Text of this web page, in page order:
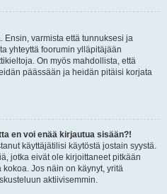
Ensin, varmista että tunnuksesi ja
yhteyttä foorumin ylläpitäjään
On myös mahdollista, että
päässään ja heidän pitäisi korjata
en voi enää kirjautua sisään?!
käyttäjätilisi käytöstä jostain syystä.
jotka eivät ole kirjoittaneet pitkään
Jos näin on käynyt, yritä
aktiivisemmin.